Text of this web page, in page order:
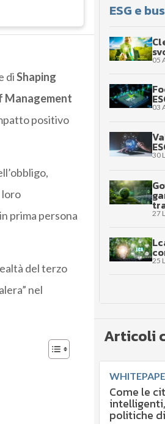
diShaping
Management
positivo
loro
prima persona
del terzo
nel
ESG e
05
03
30
27
25
Articoli
Come le
politiche